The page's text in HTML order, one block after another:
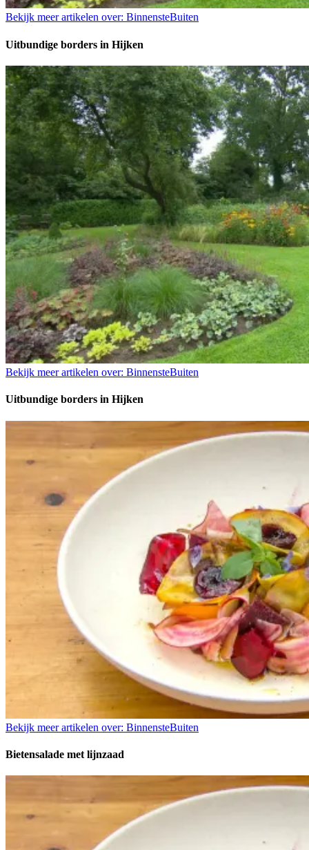
Bekijk meer artikelen over: BinnensteBuiten
Uitbundige borders in Hijken
Bekijk meer artikelen over: BinnensteBuiten
Uitbundige borders in Hijken
Bekijk meer artikelen over: BinnensteBuiten
Bietensalade met lijnzaad